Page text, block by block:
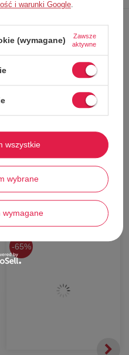
i dodaj do
65%
i warunki Google
(wymagane)
Zawsze
aktywne
wybrane
wymagane
wszystkie